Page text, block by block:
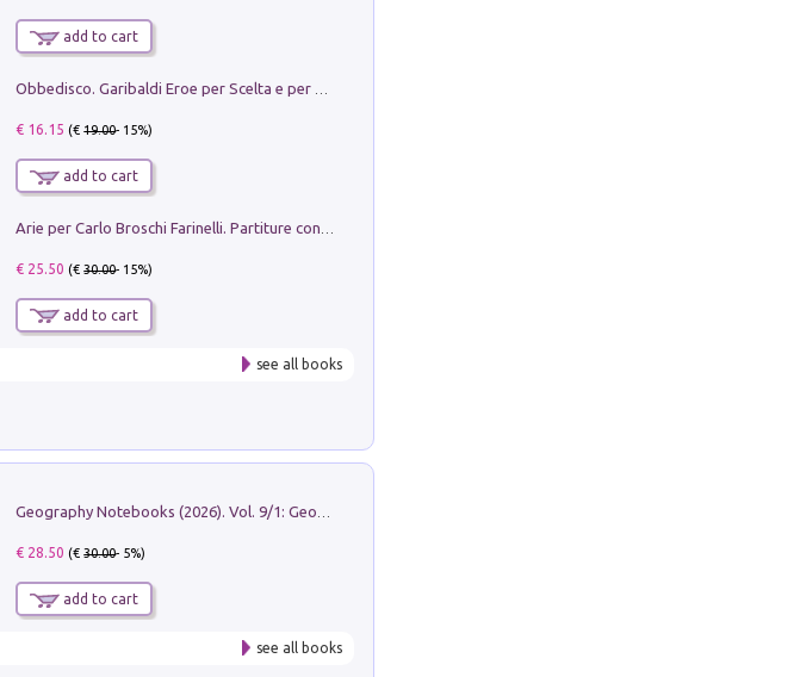
add to cart
€ 16.15 (€19.00- 15%)
add to cart
€ 25.50 (€30.00- 15%)
add to cart
see all books
€ 28.50 (€30.00- 5%)
add to cart
see all books